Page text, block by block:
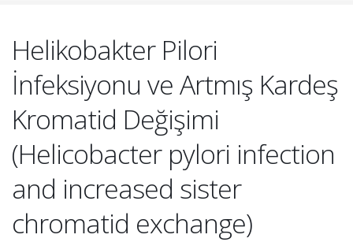
Helikobakter Pilori
İnfeksiyonu ve Artmış Kardeş
Kromatid Değişimi
(Helicobacter pylori infection
and increased sister
chromatid exchange)